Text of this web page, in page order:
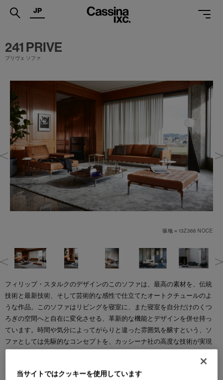
.
PRODUCTS
SERVICES
PROJECTS
MAGAZINE
SUPPORT
SHOPS
CATALOGUES
PROFESSIONAL
JP
241 PRIVE
プリヴェ ソファ
張地＝13Z366 NOCE
フィリップ・スタルクのデザインのこのソファは、最高の素材を、伝統
技術と最新技術、そして芸術的な感性で仕立てたオートクチュールのよ
うな作品。このソファはリビングを寝室に、また寝室を自分だけのくつ
ろぎの空間へと自在に変化させる、革新的な機能とデザインを併せ持っ
ています。時間や気分によってがらりと違った雰囲気を醸すという、ソ
ファとしては先駆的なコンセプトを、カッシーナ社の高度な技術が実現
しました。
当サイトではクッキーを使用しています